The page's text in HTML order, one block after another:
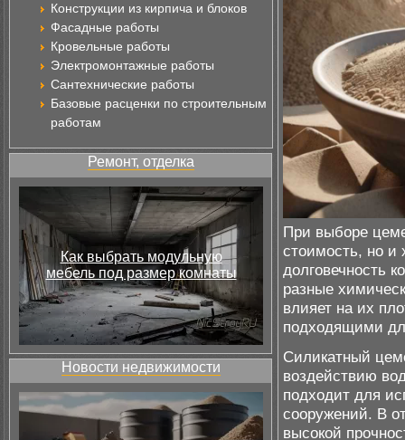
Конструкции из кирпича и блоков
Фасадные работы
Кровельные работы
Электромонтажные работы
Сантехнические работы
Базовые расценки по строительным
работам
Ремонт, отделка
Как выбрать модульную
мебель под размер комнаты
Новости недвижимости
При выборе
стоимость, но и
долговечность
разные
влияет на их
подходящими
Силикатный
воздействию
подходит для
сооружений. В
высокой